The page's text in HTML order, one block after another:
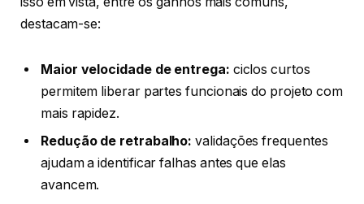
destacam-se:
Maior velocidade de entrega: ciclos curtos
permitem liberar partes funcionais do projeto com
mais rapidez.
Redução de retrabalho: validações frequentes
ajudam a identificar falhas antes que elas
avancem.